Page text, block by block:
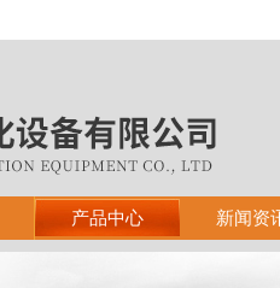
产品中心 新闻资